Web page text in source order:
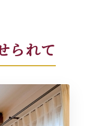
られて